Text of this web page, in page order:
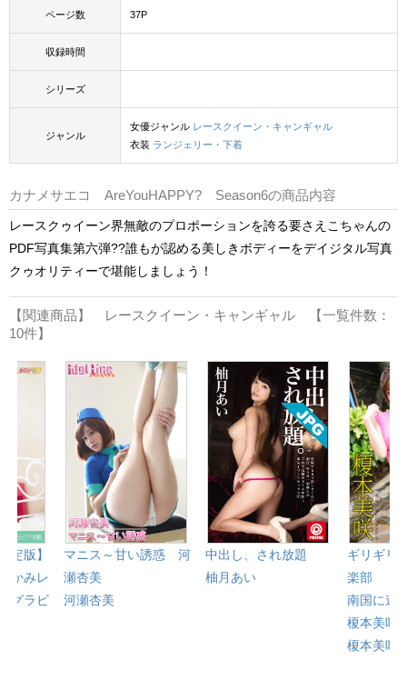
ページ数 37P
収録時間
シリーズ
ジャンル
女優ジャンル レースクイーン・キャンギャル
衣装 ランジェリー・下着
カナメサエコ AreYouHAPPY? Season6の商品内容
レースクゥイーン界無敵のプロポーションを誇る要さえこちゃんの
PDF写真集第六弾??誰もが認める美しきボディーをデイジタル写真
クゥオリティーで堪能しましょう！
【関連商品】 レースクイーン・キャンギャル 【一覧件数：
10件】
定版】
かみレ
グラビ
マニス～甘い誘惑 河
瀬杏美
河瀬杏美
中出し、され放題
柚月あい
ギリギリ
楽部 「
南国に
榎本美咲
榎本美咲